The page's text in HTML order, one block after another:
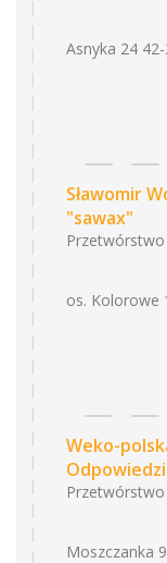
Asnyka 24
Sławomir
"sawax"
os. Kolorowe
Weko-
Moszczanka